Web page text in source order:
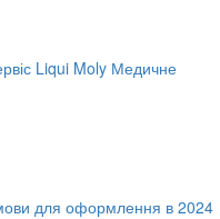
Liqui Moly Медичне
для оформлення в 2024